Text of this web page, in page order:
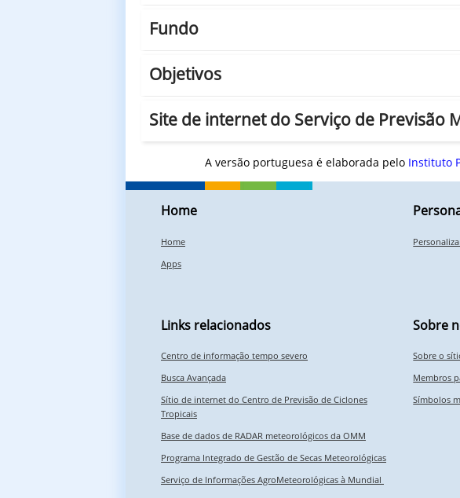
Fundo
Objetivos
Site de internet do Serviço de Previsão
A versão portuguesa é elaborada pelo Instituto
Home
Home
Apps
Links relacionados
Centro de informação tempo severo
Busca Avançada
Sítio de internet do Centro de Previsão de Ciclones
Tropicais
Base de dados de RADAR meteorológicos da OMM
Programa Integrado de Gestão de Secas Meteorológicas
Serviço de Informações AgroMeteorológicas à Mundial
Sobre
Sobre o
Membros
Símbolos